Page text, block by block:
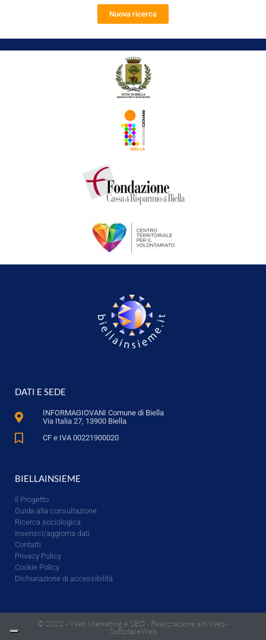
Nuova ricerca
DATI E SEDE
INFORMAGIOVANI Comune di Biella
Via Italia 27, 13900 Biella
CF e IVA 00221900020
BIELLAINSIEME
Il Progetto
Guida alla consultazione
Ricerca sociologica
Inserisci/aggiorna dati
Contatti
Privacy Policy
Cookie Policy
Dichiarazione di accessibilità
© 2022 -Web Marketing e SEO- Realizzazione siti Web-
SoftplaceWeb